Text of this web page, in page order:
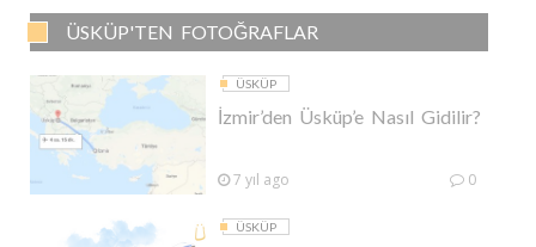
ÜSKÜP'TEN FOTOĞRAFLAR
ÜSKÜP
İzmir’den Üsküp’e Nasıl Gidilir?
7 yıl ago 0
ÜSKÜP